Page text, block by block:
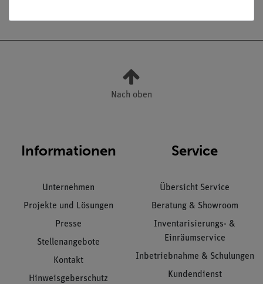
Nach oben
Informationen
Unternehmen
Projekte und Lösungen
Presse
Stellenangebote
Kontakt
Hinweisgeberschutz
Service
Übersicht Service
Beratung & Showroom
Inventarisierungs- &
Einräumservice
Inbetriebnahme & Schulungen
Kundendienst